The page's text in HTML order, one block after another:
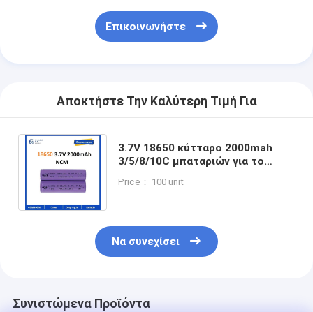
Επικοινωνήστε
Αποκτήστε Την Καλύτερη Τιμή Για
3.7V 18650 κύτταρο 2000mah
3/5/8/10C μπαταριών για το
Ebike μοτοσικλετών
Price： 100 unit
Να συνεχίσει
Συνιστώμενα Προϊόντα